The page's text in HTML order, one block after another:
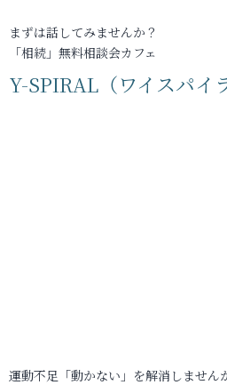
まずは話してみませんか？
「相続」無料相談会カフェ
Y-SPIRAL（ワイスパイ
運動不足「動かない」を解消しません